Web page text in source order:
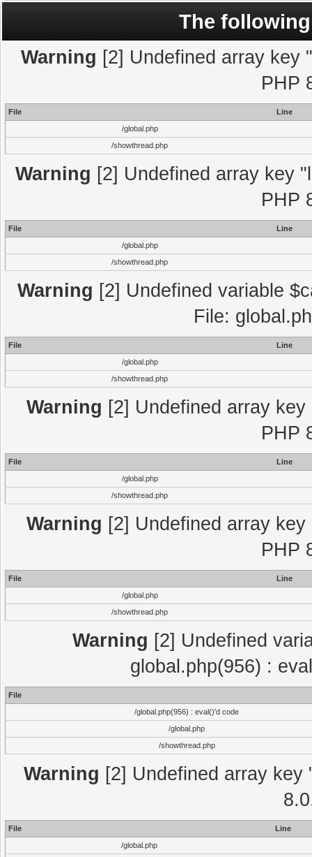
The
Warning [2] Undefined array key
PHP
File
Line
/global.php
/showthread.php
Warning [2] Undefined array key
PHP
File
Line
/global.php
/showthread.php
Warning [2] Undefined variable
File:
File
Line
/global.php
/showthread.php
Warning [2] Undefined array
PHP
File
Line
/global.php
/showthread.php
Warning [2] Undefined array
PHP
File
Line
/global.php
/showthread.php
Warning [2] Undefined
global.php(956) :
File
/global.php(956) : eval()'d code
/global.php
/showthread.php
Warning [2] Undefined array
File
Line
/global.php